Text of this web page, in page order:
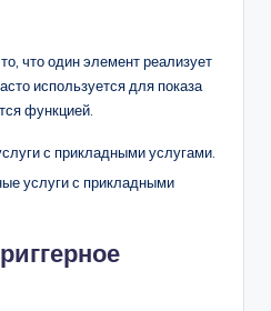
что один элемент реализует
используется для показа
функцией.
с прикладными услугами.
услуги с прикладными